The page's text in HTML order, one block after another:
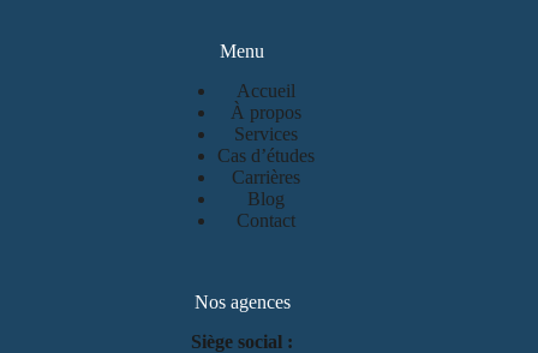
Menu
Accueil
À propos
Services
Cas d’études
Carrières
Blog
Contact
Nos agences
Siège social :